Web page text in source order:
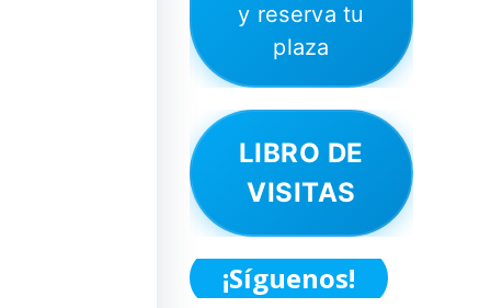
y reserva tu
plaza
LIBRO DE
VISITAS
¡Síguenos!